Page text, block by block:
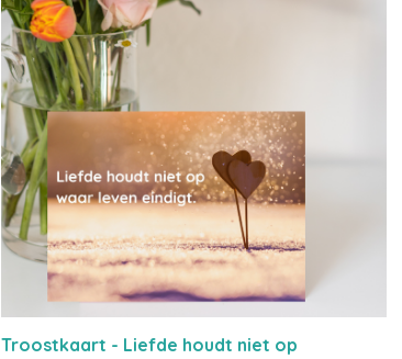
Troostkaart - Liefde houdt niet op